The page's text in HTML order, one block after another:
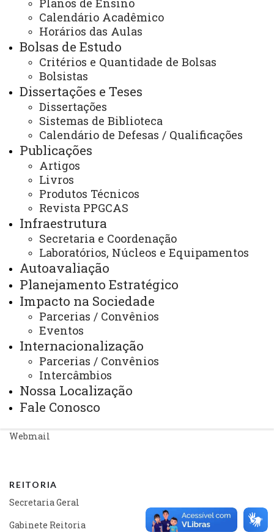
Planos de Ensino
Calendário Acadêmico
Horários das Aulas
Bolsas de Estudo
Critérios e Quantidade de Bolsas
Bolsistas
Dissertações e Teses
Dissertações
Sistemas de Biblioteca
Calendário de Defesas / Qualificações
Publicações
Artigos
Livros
Produtos Técnicos
Revista PPGCAS
Infraestrutura
Secretaria e Coordenação
Laboratórios, Núcleos e Equipamentos
Autoavaliação
Planejamento Estratégico
Impacto na Sociedade
Parcerias / Convênios
Eventos
Internacionalização
Parcerias / Convênios
Intercâmbios
Nossa Localização
Fale Conosco
E-mail:
beltrao.ppgcas@unioeste.br
Você está aqui:
Unioeste
PPGCAS - Pós Graduação em Mestrado em Ciências
Aplicadas á Saúde - Francisco Beltrão
Editais
Outros
Edital 010/2024-Torna público o edital de seleção de
pesquisadores e/ou docentes para fins de participação
junto ao evento Mostra de trabalhos 34th IFSCC
ACESSE
Acesso Restrito (Editores do Portal)
Arquivo Virtual
Bibliotecas
Identidade Visual
Mapa do Site
Ouvidoria
Portal Office 365
Sistemas
Telefones
Webmail
REITORIA
Secretaria Geral
Gabinete Reitoria